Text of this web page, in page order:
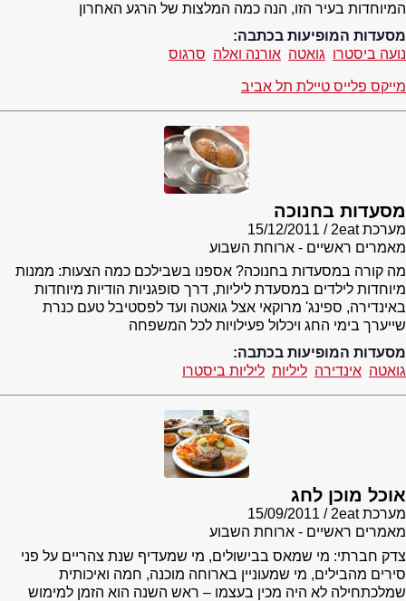
המיוחדות בעיר הזו, הנה כמה המלצות של הרגע האחרון
מסעדות המופיעות בכתבה:
נועה ביסטרו גואטה אורנה ואלה סרגוס
מייקס פלייס טיילת תל אביב
מסעדות בחנוכה
מערכת 2eat
15/12/2011
מאמרים ראשיים - ארוחת השבוע
מה קורה במסעדות בחנוכה? אספנו בשבילכם כמה הצעות: ממנות
מיוחדות לילדים במסעדת ליליות, דרך סופגניות הודיות מיוחדות
באינדירה, ספינג' מרוקאי אצל גואטה ועד לפסטיבל טעם כנרת
שייערך בימי החג ויכלול פעילויות לכל המשפחה
מסעדות המופיעות בכתבה:
גואטה אינדירה ליליות ליליות ביסטרו
אוכל מוכן לחג
מערכת 2eat
15/09/2011
מאמרים ראשיים - ארוחת השבוע
צדק חברתי: מי שמאס בבישולים, מי שמעדיף שנת צהריים על פני
סירים מהבילים, מי שמעוניין בארוחה מוכנה, חמה ואיכותית
שמלכתחילה לא היה מכין בעצמו – ראש השנה הוא הזמן למימוש